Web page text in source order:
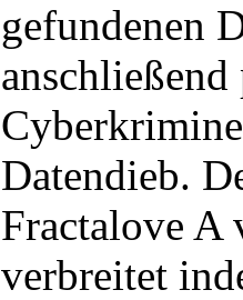
gefundenen
Datendieb.
Fractalove A
verbreitet